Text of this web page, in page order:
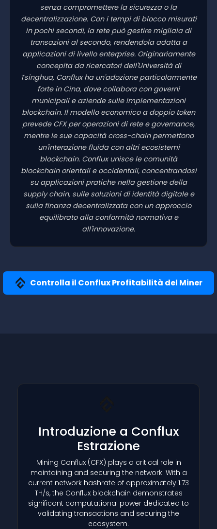
senza compromettere la sicurezza o la
decentralizzazione. Con i tempi di blocco misurati
in pochi secondi, la rete può gestire migliaia di
transazioni al secondo, rendendola adatta a
applicazioni di livello enterprise. Originariamente
concepita da ricercatori dell'Università di
Tsinghua, Conflux ha un'adozione particolarmente
forte in Cina, dove collabora con governi
municipali e aziende sulle implementazioni
blockchain. Il modello economico a doppio token
prevede CFX per operazioni di rete e governance,
mentre le sue capacità cross-chain permettono
un'interazione fluida con altri ecosistemi
blockchain. Conflux unisce le comunità
blockchain orientali e occidentali, concentrandosi
su applicazioni pratiche nella gestione della
supply chain, sulle soluzioni di identità digitale e
sulla finanza decentralizzata con un approccio
equilibrato alla conformità normativa e
all'innovazione.
Controlla il Conflux Profitabilità del Miner
Introduzione a Conflux
Estrazione
Mining Conflux (CFX) plays a critical role in
maintaining and securing the network. With a
current network hashrate of approximately 1.73
TH/s, the Conflux blockchain demonstrates
significant computational power dedicated to
validating transactions and securing the
ecosystem.